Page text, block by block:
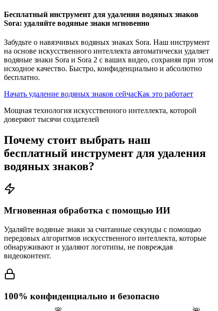
Бесплатный инструмент для удаления водяных знаков
Sora: удаляйте водяные знаки мгновенно
Забудьте о навязчивых водяных знаках Sora. Наш инструмент
на основе искусственного интеллекта автоматически удаляет
водяные знаки Sora и Sora 2 с ваших видео, сохраняя при этом
исходное качество. Быстро, конфиденциально и абсолютно
бесплатно.
Начать удаление водяных знаков сейчасКак это работает
Мощная технология искусственного интеллекта, которой
доверяют тысячи создателей
Почему стоит выбрать наш
бесплатный инструмент для удаления
водяных знаков?
Мгновенная обработка с помощью ИИ
Удаляйте водяные знаки за считанные секунды с помощью
передовых алгоритмов искусственного интеллекта, которые
обнаруживают и удаляют логотипы, не повреждая
видеоконтент.
100% конфиденциально и безопасно